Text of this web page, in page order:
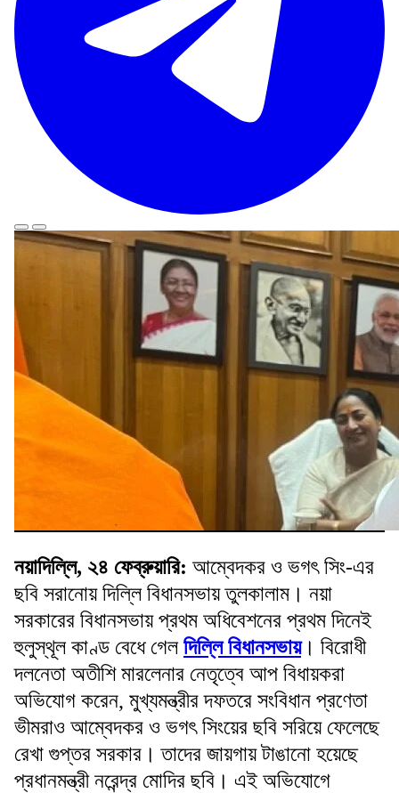
নয়াদিল্লি, ২৪ ফেব্রুয়ারি: আম্বেদকর ও ভগৎ সিং-এর
ছবি সরানোয় দিল্লি বিধানসভায় তুলকালাম। নয়া
সরকারের বিধানসভায় প্রথম অধিবেশনের প্রথম দিনেই
হুলুস্থূল কাণ্ড বেধে গেলদিল্লি বিধানসভায়। বিরোধী
দলনেতা অতীশি মারলেনার নেতৃত্বে আপ বিধায়করা
অভিযোগ করেন, মুখ্যমন্ত্রীর দফতরে সংবিধান প্রণেতা
ভীমরাও আম্বেদকর ও ভগৎ সিংয়ের ছবি সরিয়ে ফেলেছে
রেখা গুপ্তর সরকার। তাদের জায়গায় টাঙানো হয়েছে
প্রধানমন্ত্রী নরেন্দ্র মোদির ছবি। এই অভিযোগে